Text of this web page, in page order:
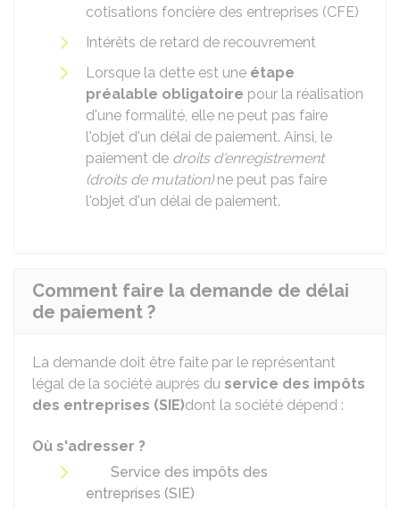
cotisations foncière des entreprises (CFE)
Intérêts de retard de recouvrement
Lorsque la dette est une étape
préalable obligatoire pour la réalisation
d'une formalité, elle ne peut pas faire
l'objet d'un délai de paiement. Ainsi, le
paiement de droits d'enregistrement
(droits de mutation)ne peut pas faire
l'objet d'un délai de paiement.
Comment faire la demande de délai
de paiement ?
La demande doit être faite par le représentant
légal de la société auprès du service des impôts
des entreprises (SIE)dont la société dépend :
Où s'adresser ?
Service des impôts des
entreprises (SIE)